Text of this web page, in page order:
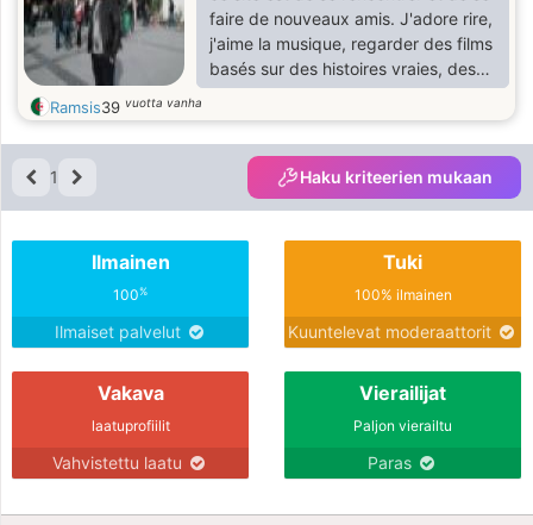
faire de nouveaux amis. J'adore rire,
j'aime la musique, regarder des films
basés sur des histoires vraies, des
biographies ou des documentaires.
J'apprécie lire et écrire et rester en
contact avec l'extérieur du monde.
Je suis un bon auditeur et fais
attention à ce qui se dit dans un
respect et de compréhension.
Ramsis39 vuotta vanha
1 Haku kriteerien mukaan
Ilmainen
100%
Ilmaiset palvelut
Tuki
100% ilmainen
Kuuntelevat moderaattorit
Vakava
laatuprofiilit
Vahvistettu laatu
Vierailijat
Paljon vierailtu
Paras